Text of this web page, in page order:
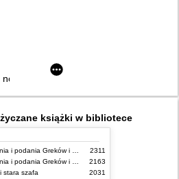
poezja ukraińska = Dol'ki
książki w bibliotece
Mitologia : wierzenia i podania Greków i Rzymian
2311
Mitologia : wierzenia i podania Greków i Rzymian
2163
stara szafa
2031